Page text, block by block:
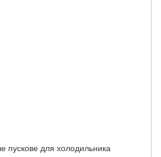
пускове для холодильника